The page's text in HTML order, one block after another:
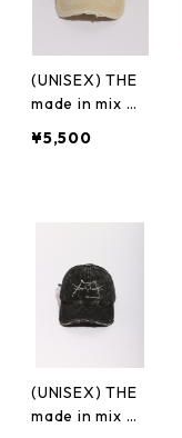
(UNISEX) THE
made in mix ダ
¥5,500
(UNISEX) THE
made in mix ダ